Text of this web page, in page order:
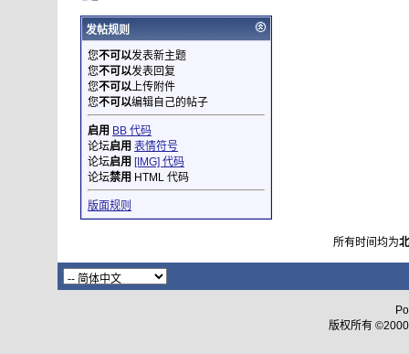
发帖规则
您不可以发表新主题
您不可以发表回复
您不可以上传附件
您不可以编辑自己的帖子
启用 BB 代码
论坛启用 表情符号
论坛启用 [IMG] 代码
论坛禁用 HTML 代码
版面规则
所有时间均为
版权所有